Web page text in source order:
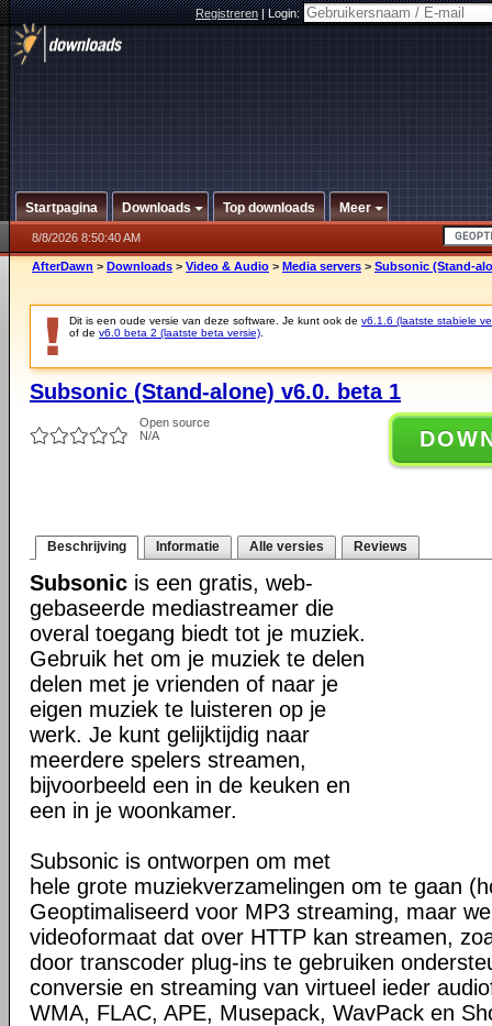
Registreren|Login:
Startpagina Downloads Top downloads Meer
8/8/2026 8:50:40 AM
AfterDawn > Downloads > Video & Audio > Media servers > Subsonic (Stand-
Dit is een oude versie van deze software. Je kunt ook de v6.1.6 (laatste stabiele
of de v6.0 beta 2 (laatste beta versie)
Subsonic (Stand-alone) v6.0. beta 1
Open source
N/A
Beschrijving Informatie Alle versies Reviews
Subsonic is een gratis, web-
gebaseerde mediastreamer die
overal toegang biedt tot je muziek.
Gebruik het om je muziek te delen
delen met je vrienden of naar je
eigen muziek te luisteren op je
werk. Je kunt gelijktijdig naar
meerdere spelers streamen,
bijvoorbeeld een in de keuken en
een in je woonkamer.
Subsonic is ontworpen om met
hele grote muziekverzamelingen om te gaan
Geoptimaliseerd voor MP3 streaming, maar
videoformaat dat over HTTP kan streamen,
door transcoder plug-ins te gebruiken
conversie en streaming van virtueel ieder
WMA, FLAC, APE, Musepack, WavPack en